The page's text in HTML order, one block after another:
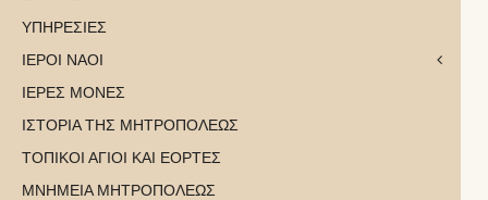
ΥΠΗΡΕΣΙΕΣ
ΙΕΡΟΙ ΝΑΟΙ
ΙΕΡΕΣ ΜΟΝΕΣ
ΙΣΤΟΡΙΑ ΤΗΣ ΜΗΤΡΟΠΟΛΕΩΣ
ΤΟΠΙΚΟΙ ΑΓΙΟΙ ΚΑΙ ΕΟΡΤΕΣ
ΜΝΗΜΕΙΑ ΜΗΤΡΟΠΟΛΕΩΣ